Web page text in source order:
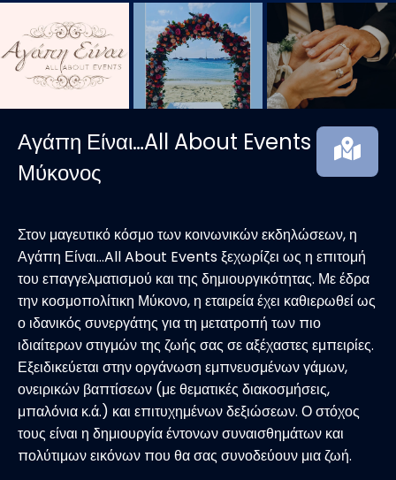
Αγάπη Είναι…All About Events
Μύκονος
Στον μαγευτικό κόσμο των κοινωνικών εκδηλώσεων, η
Αγάπη Είναι…All About Events ξεχωρίζει ως η επιτομή
του επαγγελματισμού και της δημιουργικότητας. Με έδρα
την κοσμοπολίτικη Μύκονο, η εταιρεία έχει καθιερωθεί ως
ο ιδανικός συνεργάτης για τη μετατροπή των πιο
ιδιαίτερων στιγμών της ζωής σας σε αξέχαστες εμπειρίες.
Εξειδικεύεται στην οργάνωση εμπνευσμένων γάμων,
ονειρικών βαπτίσεων (με θεματικές διακοσμήσεις,
μπαλόνια κ.ά.) και επιτυχημένων δεξιώσεων. Ο στόχος
τους είναι η δημιουργία έντονων συναισθημάτων και
πολύτιμων εικόνων που θα σας συνοδεύουν μια ζωή.